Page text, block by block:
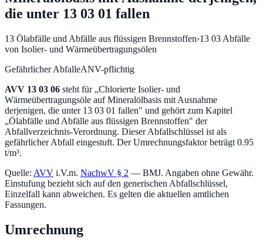
die unter 13 03 01 fallen
13 Ölabfälle und Abfälle aus flüssigen Brennstoffen›13 03 Abfälle
von Isolier- und Wärmeübertragungsölen
Gefährlicher AbfalleANV-pflichtig
AVV 13 03 06 steht für „Chlorierte Isolier- und
Wärmeübertragungsöle auf Mineralölbasis mit Ausnahme
derjenigen, die unter 13 03 01 fallen" und gehört zum Kapitel
„Ölabfälle und Abfälle aus flüssigen Brennstoffen" der
Abfallverzeichnis-Verordnung. Dieser Abfallschlüssel ist als
gefährlicher Abfall eingestuft. Der Umrechnungsfaktor beträgt 0.95
t/m³.
Quelle: AVV i.V.m. NachwV § 2 — BMJ. Angaben ohne Gewähr.
Einstufung bezieht sich auf den generischen Abfallschlüssel,
Einzelfall kann abweichen. Es gelten die aktuellen amtlichen
Fassungen.
Umrechnung